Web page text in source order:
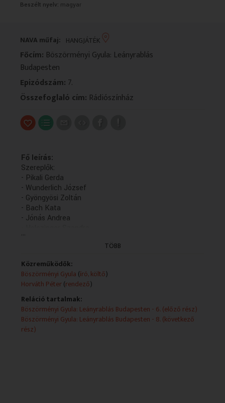
Beszélt nyelv: magyar
NAVA műfaj: HANGJÁTÉK
Főcím: Böszörményi Gyula: Leányrablás
Budapesten
Epizódszám: 7.
Összefoglaló cím: Rádiószínház
Fő leírás:
Szereplők:
- Pikali Gerda
- Wunderlich József
- Gyöngyösi Zoltán
- Bach Kata
- Jónás Andrea
- Martin Márta
- Auth Magda
...
TÖBB
Közreműködők:
Böszörményi Gyula (író, költő)
Horváth Péter(rendező)
Reláció tartalmak:
Böszörményi Gyula: Leányrablás Budapesten - 6. (előző rész)
Böszörményi Gyula: Leányrablás Budapesten - 8. (következő
rész)